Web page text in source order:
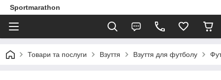
Sportmarathon
Товари та послуги Взуття Взуття для футболу